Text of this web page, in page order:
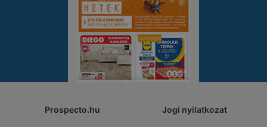
Prospecto.hu Jogi nyilatkozat